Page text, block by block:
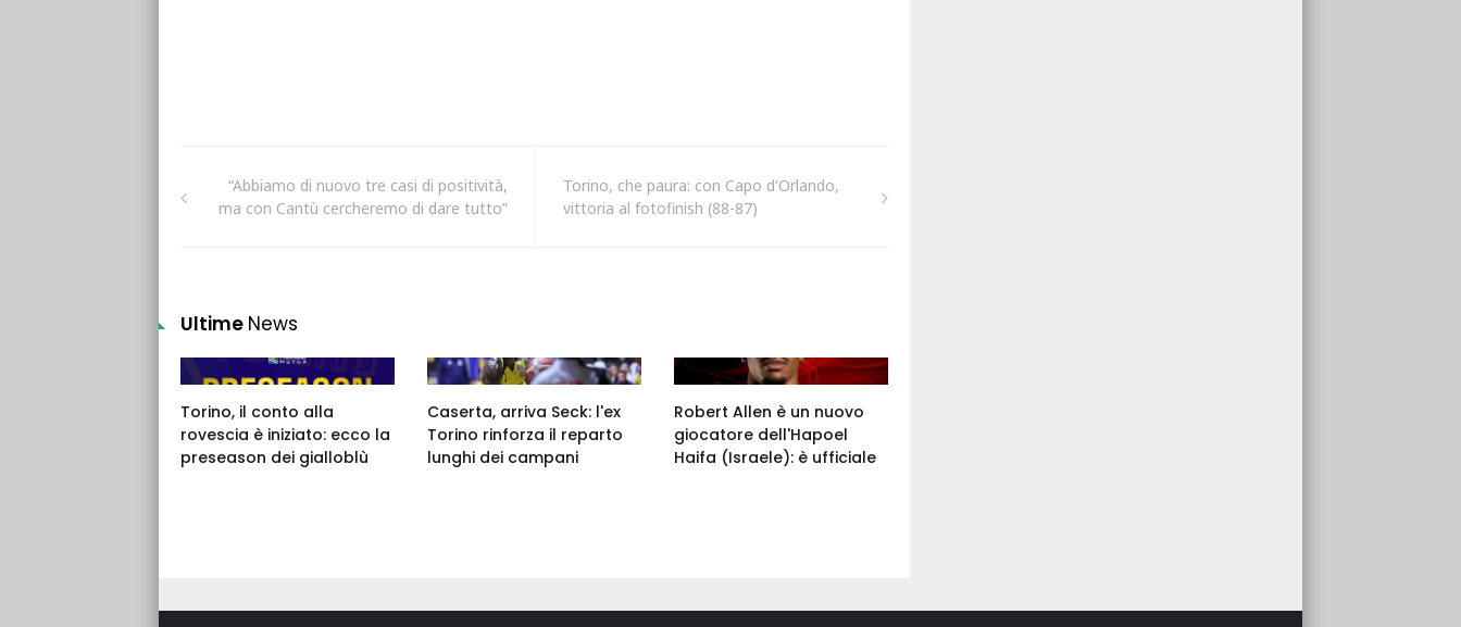
“Abbiamo di nuovo tre casi di positività,
ma con Cantù cercheremo di dare tutto”
Torino, che paura: con Capo d'Orlando,
vittoria al fotofinish (88-87)
Ultime News
Torino, il conto alla
rovescia è iniziato: ecco la
preseason dei gialloblù
Caserta, arriva Seck: l'ex
Torino rinforza il reparto
lunghi dei campani
Robert Allen è un nuovo
giocatore dell'Hapoel
Haifa (Israele): è ufficiale